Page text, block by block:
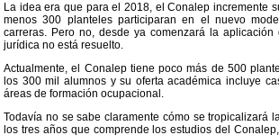
La idea era que para el 2018, el Conalep incremente
menos 300 planteles participaran en el nuevo
carreras. Pero no, desde ya comenzará la
jurídica no está resuelto.
Actualmente, el Conalep tiene poco más de 500
los 300 mil alumnos y su oferta académica incluye
áreas de formación ocupacional.
Todavía no se sabe claramente cómo se tropicalizará
los tres años que comprende los estudios del